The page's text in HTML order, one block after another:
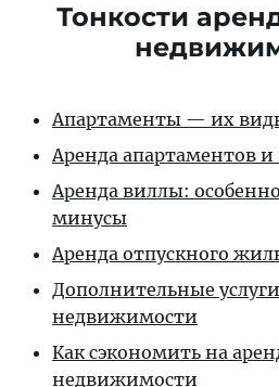
Тонкости
Апартаменты — их
Аренда апартаментов
Аренда виллы:
минусы
Аренда отпускного
Дополнительные
недвижимости
Как сэкономить на
недвижимости